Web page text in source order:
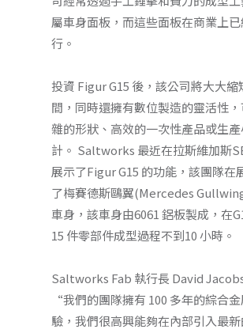
屬車身面板，而這些面板在商業上
行。
投資 Figur G15 後，該公司將大大縮
間，同時還擁有數位製造的靈活性
雜的形狀、高效的一次性產品或生
計。 Saltworks 最近在拉斯維加斯
展示了Figur G15 的功能，該團隊在
了梅賽德斯鷗翼(Mercedes
車身，該車身由6061 鋁板製成，在
15 件零部件成型過程不到10 小時。
Saltworks Fab 執行長 David
“我們的團隊擁有 100 多年的綜合
驗，我們很高興能夠在內部引入最